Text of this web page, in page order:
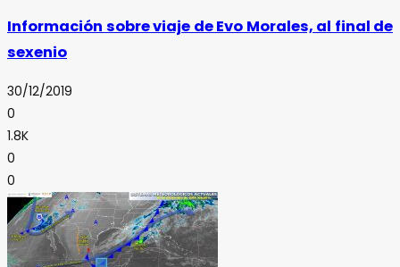
Información sobre viaje de Evo Morales, al final de
sexenio
30/12/2019
0
1.8K
0
0